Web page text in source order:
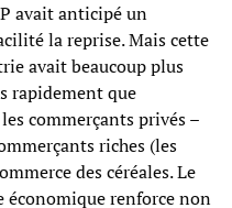
avait anticipé un
la reprise. Mais cette
avait beaucoup plus
rapidement que
commerçants privés –
riches (les
des céréales. Le
économique renforce non